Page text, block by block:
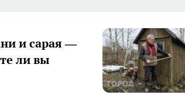
и сарая —
ли вы